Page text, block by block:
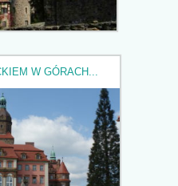
W GÓRACH...